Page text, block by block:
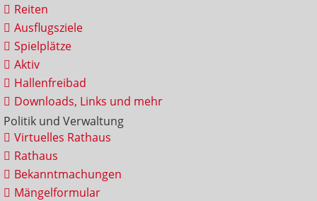
Reiten
Ausflugsziele
Spielplätze
Aktiv
Hallenfreibad
Downloads, Links und mehr
Politik und Verwaltung
Virtuelles Rathaus
Rathaus
Bekanntmachungen
Mängelformular